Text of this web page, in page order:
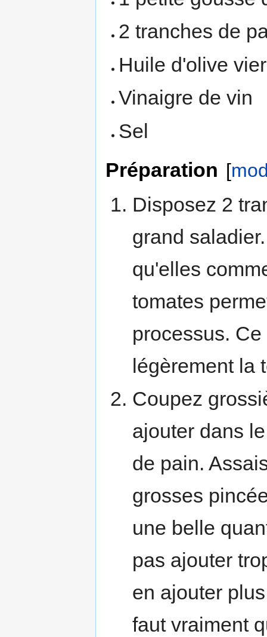
2 tranches de
Huile d'olive
Vinaigre de vin
Sel
Préparation [
Disposez 2
grand
qu'elles
tomates
processus.
légèrement la
Coupez
ajouter dans
de pain.
grosses
une belle
pas ajouter
en ajouter
faut vraiment